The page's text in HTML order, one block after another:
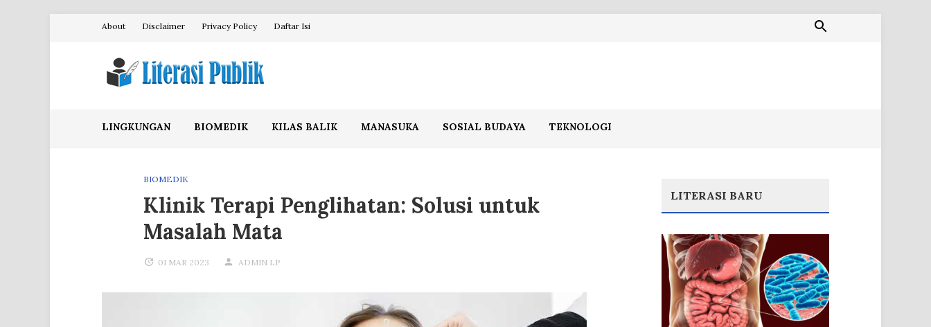
About Disclaimer Privacy Policy Daftar Isi
LINGKUNGAN BIOMEDIK KILAS BALIK MANASUKA SOSIAL BUDAYA TEKNOLOGI
BIOMEDIK
Klinik Terapi Penglihatan: Solusi untuk
Masalah Mata
01 MAR 2023 ADMIN LP
LITERASI BARU